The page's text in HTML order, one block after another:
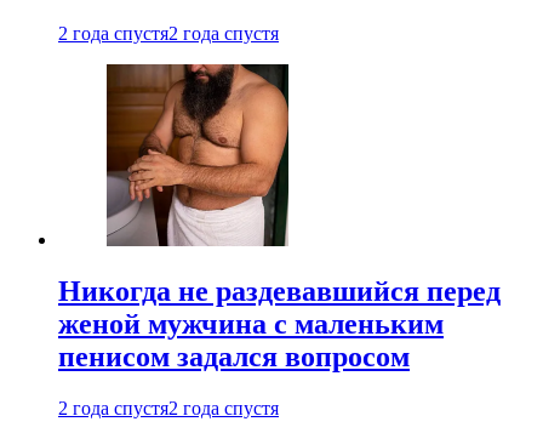
2 года спустя2 года спустя
Никогда не раздевавшийся перед
женой мужчина с маленьким
пенисом задался вопросом
2 года спустя2 года спустя